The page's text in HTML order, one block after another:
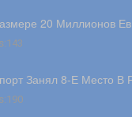
20 Миллионов
Занял 8-Е Место В